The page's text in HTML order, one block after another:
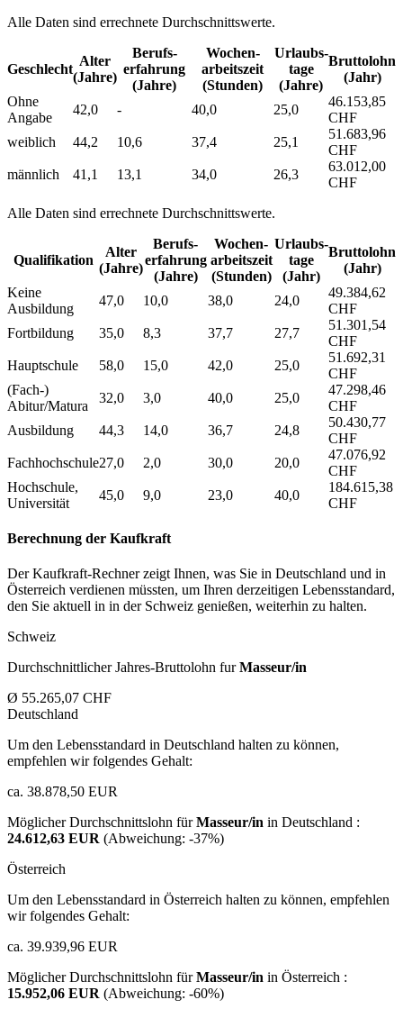
Alle Daten sind errechnete Durchschnittswerte.
Geschlecht
Alter
(Jahre)
Berufs­
erfahrung
(Jahre)
Wochen­
arbeitszeit
(Stunden)
Urlaubs­
tage
(Jahre)
Bruttolohn
(Jahr)
Ohne
Angabe
42,0 - 40,0 25,0
46.153,85
CHF
weiblich
44,2 10,6 37,4 25,1
51.683,96
CHF
männlich
41,1 13,1 34,0 26,3
63.012,00
CHF
Alle Daten sind errechnete Durchschnittswerte.
Qualifikation
Alter
(Jahre)
Berufs­
erfahrung
(Jahre)
Wochen­
arbeitszeit
(Stunden)
Urlaubs­
tage
(Jahr)
Bruttolohn
(Jahr)
Keine
Ausbildung
47,0 10,0 38,0 24,0
49.384,62
CHF
Fortbildung
35,0 8,3 37,7 27,7
51.301,54
CHF
Hauptschule
58,0 15,0 42,0 25,0
51.692,31
CHF
(Fach-)
Abitur/Matura
32,0 3,0 40,0 25,0
47.298,46
CHF
Ausbildung
44,3 14,0 36,7 24,8
50.430,77
CHF
Fachhochschule27,0 2,0 30,0 20,0
47.076,92
CHF
Hochschule,
Universität
45,0 9,0 23,0 40,0
184.615,38
CHF
Berechnung der Kaufkraft
Der Kaufkraft-Rechner zeigt Ihnen, was Sie in Deutschland und in
Österreich verdienen müssten, um Ihren derzeitigen Lebensstandard,
den Sie aktuell in in der Schweiz genießen, weiterhin zu halten.
Schweiz
Durchschnittlicher Jahres-Bruttolohn furMasseur/in
Ø 55.265,07 CHF
Deutschland
Um den Lebensstandard in Deutschland halten zu können,
empfehlen wir folgendes Gehalt:
ca. 38.878,50 EUR
Möglicher Durchschnittslohn fürMasseur/in in Deutschland :
24.612,63 EUR (Abweichung: -37%)
Österreich
Um den Lebensstandard in Österreich halten zu können, empfehlen
wir folgendes Gehalt:
ca. 39.939,96 EUR
Möglicher Durchschnittslohn fürMasseur/in in Österreich :
15.952,06 EUR (Abweichung: -60%)